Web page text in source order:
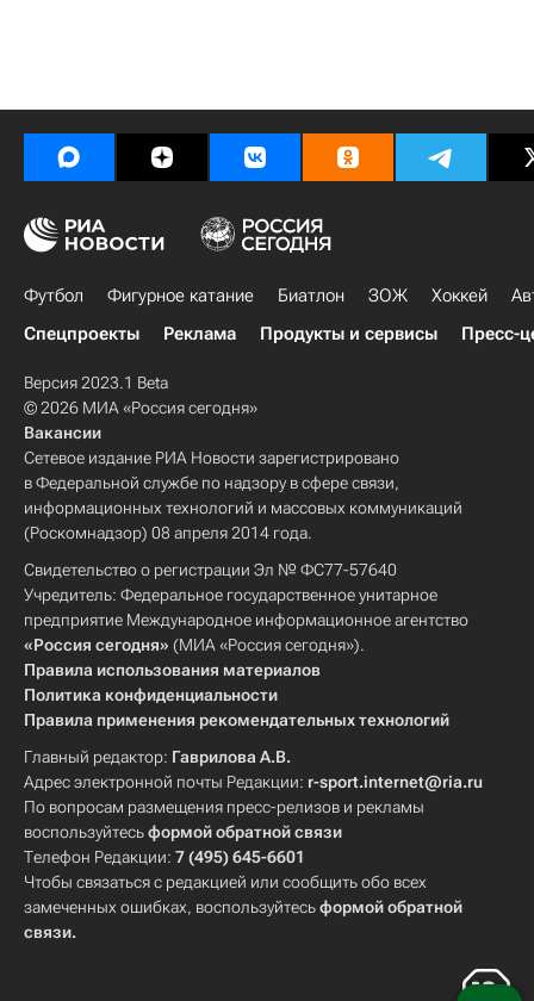
Футбол Фигурное катание Биатлон ЗОЖ Хоккей
Спецпроекты
Реклама Продукты и сервисы Пресс-
Версия 2023.1 Beta
© 2026 МИА «Россия сегодня»
Вакансии
Сетевое издание РИА Новости зарегистрировано
в Федеральной службе по надзору в сфере связи,
информационных технологий и массовых коммуникаций
(Роскомнадзор) 08 апреля 2014 года.
Свидетельство о регистрации Эл № ФС77-57640
Учредитель: Федеральное государственное унитарное
предприятие Международное информационное агентство
«Россия сегодня» (МИА «Россия сегодня»).
Правила использования материалов
Политика конфиденциальности
Правила применения рекомендательных технологий
Главный редактор: Гаврилова А.В.
Адрес электронной почты Редакции: r-sport.internet@ria.ru
По вопросам размещения пресс-релизов и рекламы
воспользуйтесьформой обратной связи
Телефон Редакции: 7 (495) 645-6601
Чтобы связаться с редакцией или сообщить обо всех
замеченных ошибках, воспользуйтесьформой обратной
связи.